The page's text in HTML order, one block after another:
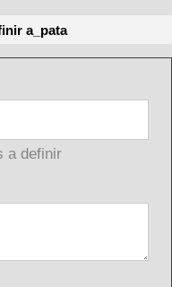
a_pata
a definir